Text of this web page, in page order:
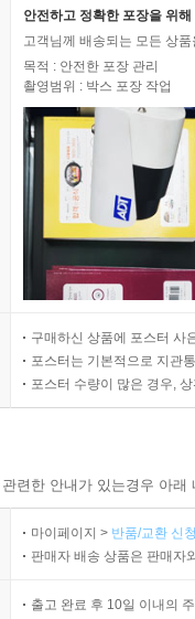
안전하고 정확한 포장을 위
고객님께 배송되는 모든 상
목적 : 안전한 포장 관리
촬영범위 : 박스 포장 작업
구매하신 상품에 포스터 사
포스터는 기본적으로 지관
포스터 수량이 많은 경우,
련한 안내가 있는경우 아
마이페이지 > 반품/교환 신
판매자 배송 상품은 판매자
출고 완료 후 10일 이내의